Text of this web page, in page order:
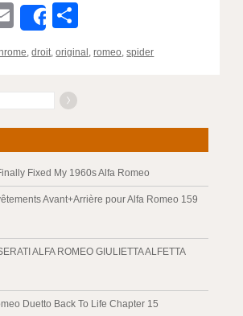
EmailShare
,droit,original ,romeo,spider
Fixed My 1960s Alfa Romeo
Avant+Arrière pour Alfa Romeo 159
ALFA ROMEO GIULIETTA ALFETTA
Duetto Back To Life Chapter 15